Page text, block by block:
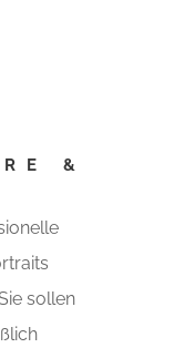
&
sollen